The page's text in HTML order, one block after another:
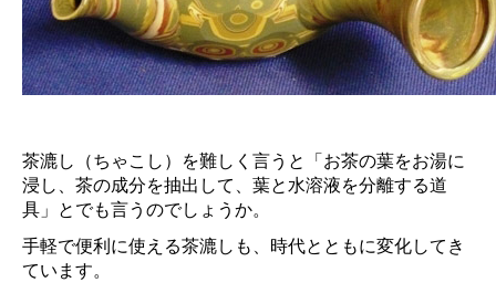
茶漉し（ちゃこし）を難しく言うと「お茶の葉をお湯に
浸し、茶の成分を抽出して、葉と水溶液を分離する道
具」とでも言うのでしょうか。
手軽で便利に使える茶漉しも、時代とともに変化してき
ています。